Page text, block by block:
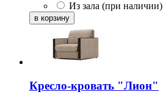
Из зала (при наличии)
Кресло-кровать "Лион"